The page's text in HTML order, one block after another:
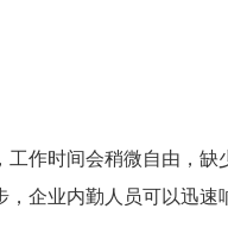
作时间会稍微自由，缺
企业内勤人员可以迅